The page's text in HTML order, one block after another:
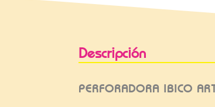
Descripción
PERFORADORA IBICO